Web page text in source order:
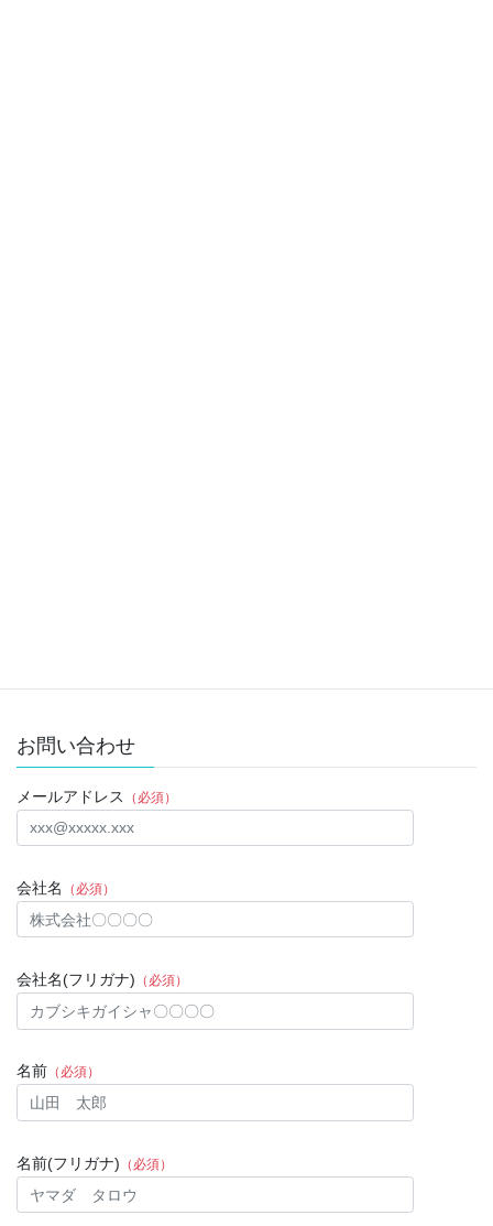
お問い合わせ
メールアドレス （必須）
会社名 （必須）
会社名(フリガナ) （必須）
名前 （必須）
名前(フリガナ) （必須）